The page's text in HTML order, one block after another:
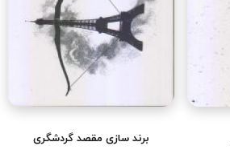
برند سازی مقصد گردشگری